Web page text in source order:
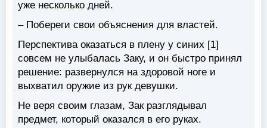
уже несколько дней.
– Побереги свои объяснения для властей.
Перспектива оказаться в плену у синих [1]
совсем не улыбалась Заку, и он быстро принял
решение: развернулся на здоровой ноге и
выхватил оружие из рук девушки.
Не веря своим глазам, Зак разглядывал
предмет, который оказался в его руках.